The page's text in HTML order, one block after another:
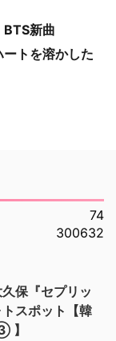
BTS新曲
トを溶かした
74
300632
保『セプリッ
スポット【韓
】